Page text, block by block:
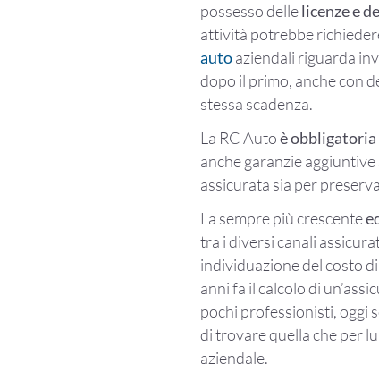
possesso dellelicenze e
attività potrebbe
autoaziendali riguarda
dopo il primo, anche con
stessa scadenza.
La RC Autoè obbligatoria
anche garanzie
assicurata sia per
La sempre più crescente
tra i diversi canali
individuazione del costo
anni fa il calcolo di
pochi professionisti, oggi
di trovare quella che per
aziendale.